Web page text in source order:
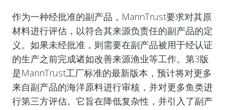
作为一种经批准的副产品，MarinTrust要求对其原
材料进行评估，以符合其来源负责任的副产品的定
义。如果未经批准，则需要在副产品被用于经认证
的生产之前完成诸如改善来源渔业等工作。第3版
是MarinTrust工厂标准的最新版本，预计将对更多
来自副产品的海洋原料进行审核，并对更多鱼类进
行第三方评估。它旨在降低复杂性，并引入了副产